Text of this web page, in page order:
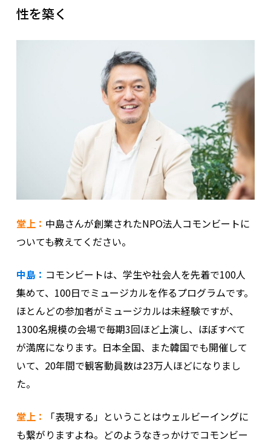
性を築く
堂上： 中島さんが創業されたNPO法人コモンビートに
ついても教えてください。
中島： コモンビートは、学生や社会人を先着で100人
集めて、100日でミュージカルを作るプログラムです。
ほとんどの参加者がミュージカルは未経験ですが、
1300名規模の会場で毎期3回ほど上演し、ほぼすべて
が満席になります。日本全国、また韓国でも開催して
いて、20年間で観客動員数は23万人ほどになりまし
た。
堂上：
「表現する」ということはウェルビーイングに
も繋がりますよね。どのようなきっかけでコモンビー